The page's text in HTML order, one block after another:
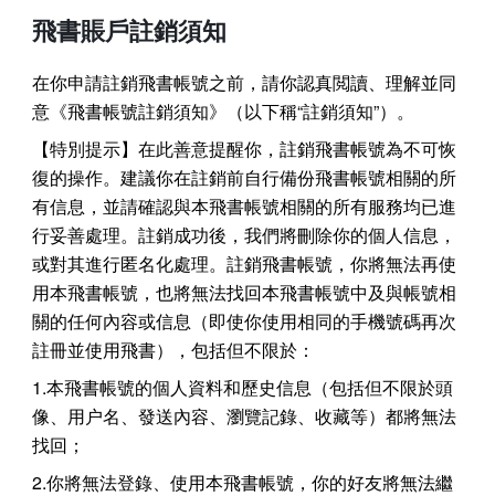
飛書賬戶註銷須知
在你申請註銷飛書帳號之前，請你認真閲讀、理解並同
意《飛書帳號註銷須知》（以下稱“註銷須知”）。
【特別提示】在此善意提醒你，註銷飛書帳號為不可恢
復的操作。建議你在註銷前自行備份飛書帳號相關的所
有信息，並請確認與本飛書帳號相關的所有服務均已進
行妥善處理。註銷成功後，我們將刪除你的個人信息，
或對其進行匿名化處理。註銷飛書帳號，你將無法再使
用本飛書帳號，也將無法找回本飛書帳號中及與帳號相
關的任何內容或信息（即使你使用相同的手機號碼再次
註冊並使用飛書），包括但不限於：
1.本飛書帳號的個人資料和歷史信息（包括但不限於頭
像、用户名、發送內容、瀏覽記錄、收藏等）都將無法
找回；
2.你將無法登錄、使用本飛書帳號，你的好友將無法繼